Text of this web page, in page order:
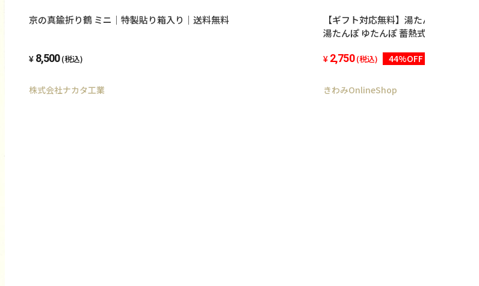
京の真鍮折り鶴 ミニ｜特製貼り箱入り｜送料無料
8,500 (税込)
株式会社ナカタ工業
【ギフト対応無料】湯たんぽ 充電式
湯たんぽ ゆたんぽ 蓄熱式湯たんぽ 電
蓄熱式 エコ湯たんぽ クリスマス プレ
2,750 (税込) 44%OFF
きわみOnlineShop